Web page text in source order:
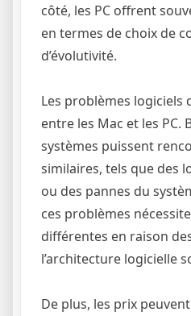
côté, les PC offrent
en termes de choix de
d’évolutivité.
Les problèmes
entre les Mac et les PC.
systèmes puissent
similaires, tels que des
ou des pannes du
ces problèmes
différentes en raison
l’architecture logicielle
De plus, les prix